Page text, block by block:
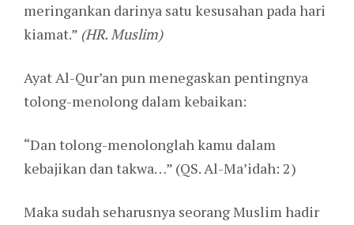
meringankan darinya satu kesusahan pada hari
kiamat.” (HR. Muslim)
Ayat Al-Qur’an pun menegaskan pentingnya
tolong-menolong dalam kebaikan:
“Dan tolong-menolonglah kamu dalam
kebajikan dan takwa…” (QS. Al-Ma’idah: 2)
Maka sudah seharusnya seorang Muslim hadir